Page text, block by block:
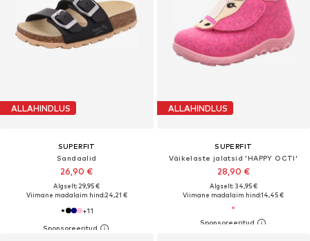
ALLAHINDLUS
SUPERFIT
Sandaalid
26,90 €
Algselt: 29,95 €
Viimane madalaim hind:24,21 €
+11
ALLAHINDLUS
SUPERFIT
Väikelaste jalatsid 'HAPPY OCTI'
28,90 €
Algselt: 34,95 €
Viimane madalaim hind:14,45 €